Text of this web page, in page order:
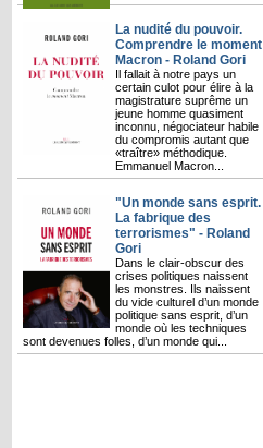
La nudité du pouvoir.
Comprendre le moment
Macron - Roland Gori
Il fallait à notre pays un
certain culot pour élire à la
magistrature suprême un
jeune homme quasiment
inconnu, négociateur habile
du compromis autant que
«traître» méthodique.
Emmanuel Macron...
"Un monde sans esprit.
La fabrique des
terrorismes" - Roland
Gori
Dans le clair-obscur des
crises politiques naissent
les monstres. Ils naissent
du vide culturel d’un monde
politique sans esprit, d’un
monde où les techniques
sont devenues folles, d’un monde qui...